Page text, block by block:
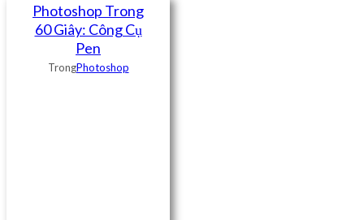
Photoshop Trong
60 Giây: Công Cụ
Pen
TrongPhotoshop